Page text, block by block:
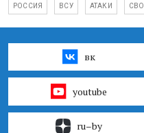
РОССИЯ ВСУ АТАКИ СВО
вк
youtube
ru–by